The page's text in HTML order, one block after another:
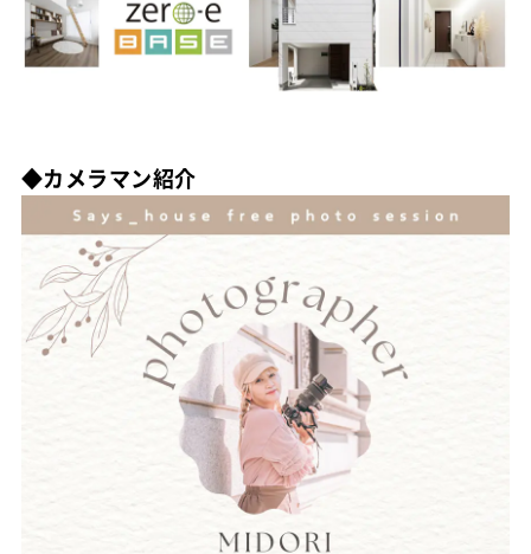
◆カメラマン紹介